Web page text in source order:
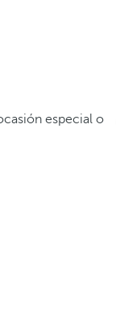
especial o